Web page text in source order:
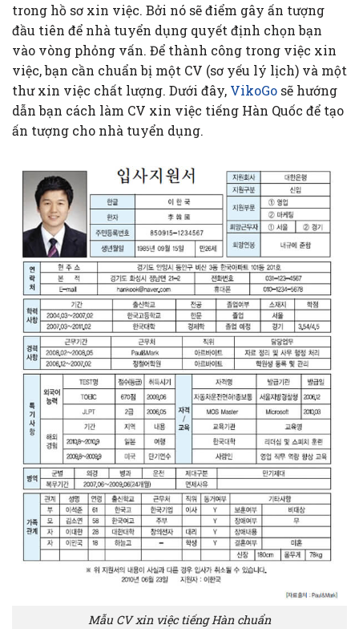
trong hồ sơ xin việc. Bởi nó sẽ điểm gây ấn tượng
đầu tiên để nhà tuyển dụng quyết định chọn bạn
vào vòng phỏng vấn. Để thành công trong việc xin
việc, bạn cần chuẩn bị một CV (sơ yếu lý lịch) và một
thư xin việc chất lượng. Dưới đây, VikoGo sẽ hướng
dẫn bạn cách làm CV xin việc tiếng Hàn Quốc để tạo
ấn tượng cho nhà tuyển dụng.
Mẫu CV xin việc tiếng Hàn chuẩn